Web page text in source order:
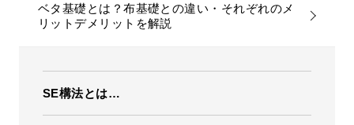
ベタ基礎とは？布基礎との違い・それぞれのメ
リットデメリットを解説
SE構法とは…